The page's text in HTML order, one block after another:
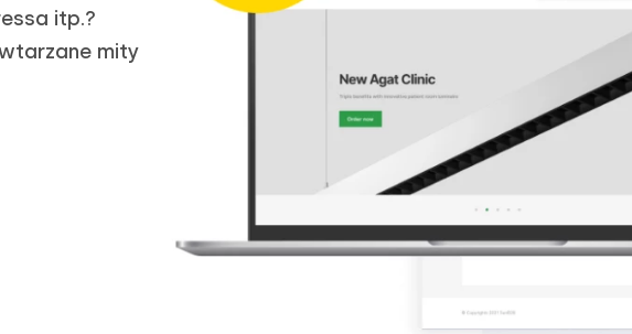
itp.?
mity